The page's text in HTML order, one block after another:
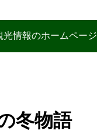
情報のホームペー
冬物語